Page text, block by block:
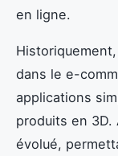
en ligne.
dans le e-
applications
produits en 3D.
évolué,